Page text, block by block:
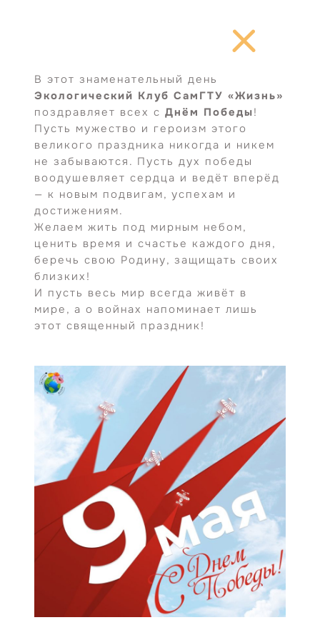
содержимомуВ этот знаменательный день
Экологический Клуб СамГТУ «Жизнь»
поздравляет всех с Днём Победы!
Пусть мужество и героизм этого
великого праздника никогда и никем
не забываются. Пусть дух победы
воодушевляет сердца и ведёт вперёд
— к новым подвигам, успехам и
достижениям.
Желаем жить под мирным небом,
ценить время и счастье каждого дня,
беречь свою Родину, защищать своих
близких!
И пусть весь мир всегда живёт в
мире, а о войнах напоминает лишь
этот священный праздник!